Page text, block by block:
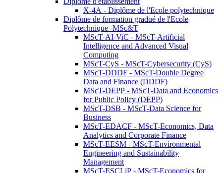
X-4A - Diplôme de l'Ecole polytechnique
Diplôme de formation gradué de l'Ecole
Polytechnique -MSc&T
MScT-AI-ViC - MScT-Artificial
Intelligence and Advanced Visual
Computing
MScT-CyS - MScT-Cybersecurity (CyS)
MScT-DDDF - MScT-Double Degree
Data and Finance (DDDF)
MScT-DEPP - MScT-Data and Economics
for Public Policy (DEPP)
MScT-DSB - MScT-Data Science for
Business
MScT-EDACF - MScT-Economics, Data
Analytics and Corporate Finance
MScT-EESM - MScT-Environmental
Engineering and Sustainability
Management
MScT-ESCLiP - MScT-Economics for